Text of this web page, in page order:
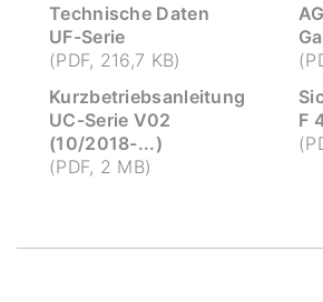
Technische Daten
UF-Serie
(PDF, 216,7 KB)
Kurzbetriebsanleitung
UC-Serie V02
(10/2018-...)
(PDF, 2 MB)
F